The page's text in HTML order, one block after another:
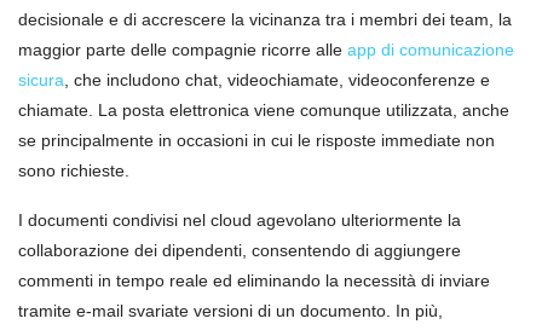
decisionale e di accrescere la vicinanza tra i membri dei team, la
maggior parte delle compagnie ricorre alle app di comunicazione
sicura , che includono chat, videochiamate, videoconferenze e
chiamate. La posta elettronica viene comunque utilizzata, anche
se principalmente in occasioni in cui le risposte immediate non
sono richieste.
I documenti condivisi nel cloud agevolano ulteriormente la
collaborazione dei dipendenti, consentendo di aggiungere
commenti in tempo reale ed eliminando la necessità di inviare
tramite e-mail svariate versioni di un documento. In più,